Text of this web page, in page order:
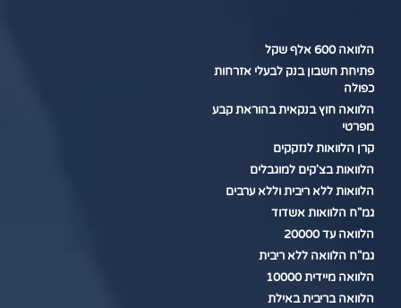
הלוואה 600 אלף שקל
פתיחת חשבון בנק לבעלי אזרחות
כפולה
הלוואה חוץ בנקאית בהוראת קבע
מפרטי
קרן הלוואות לנזקקים
הלוואות בצ'קים למוגבלים
הלוואות ללא ריבית וללא ערבים
גמ"ח הלוואות אשדוד
הלוואה עד 20000
גמ"ח הלוואה ללא ריבית
הלוואה מיידית 10000
הלוואה בריבית באילת